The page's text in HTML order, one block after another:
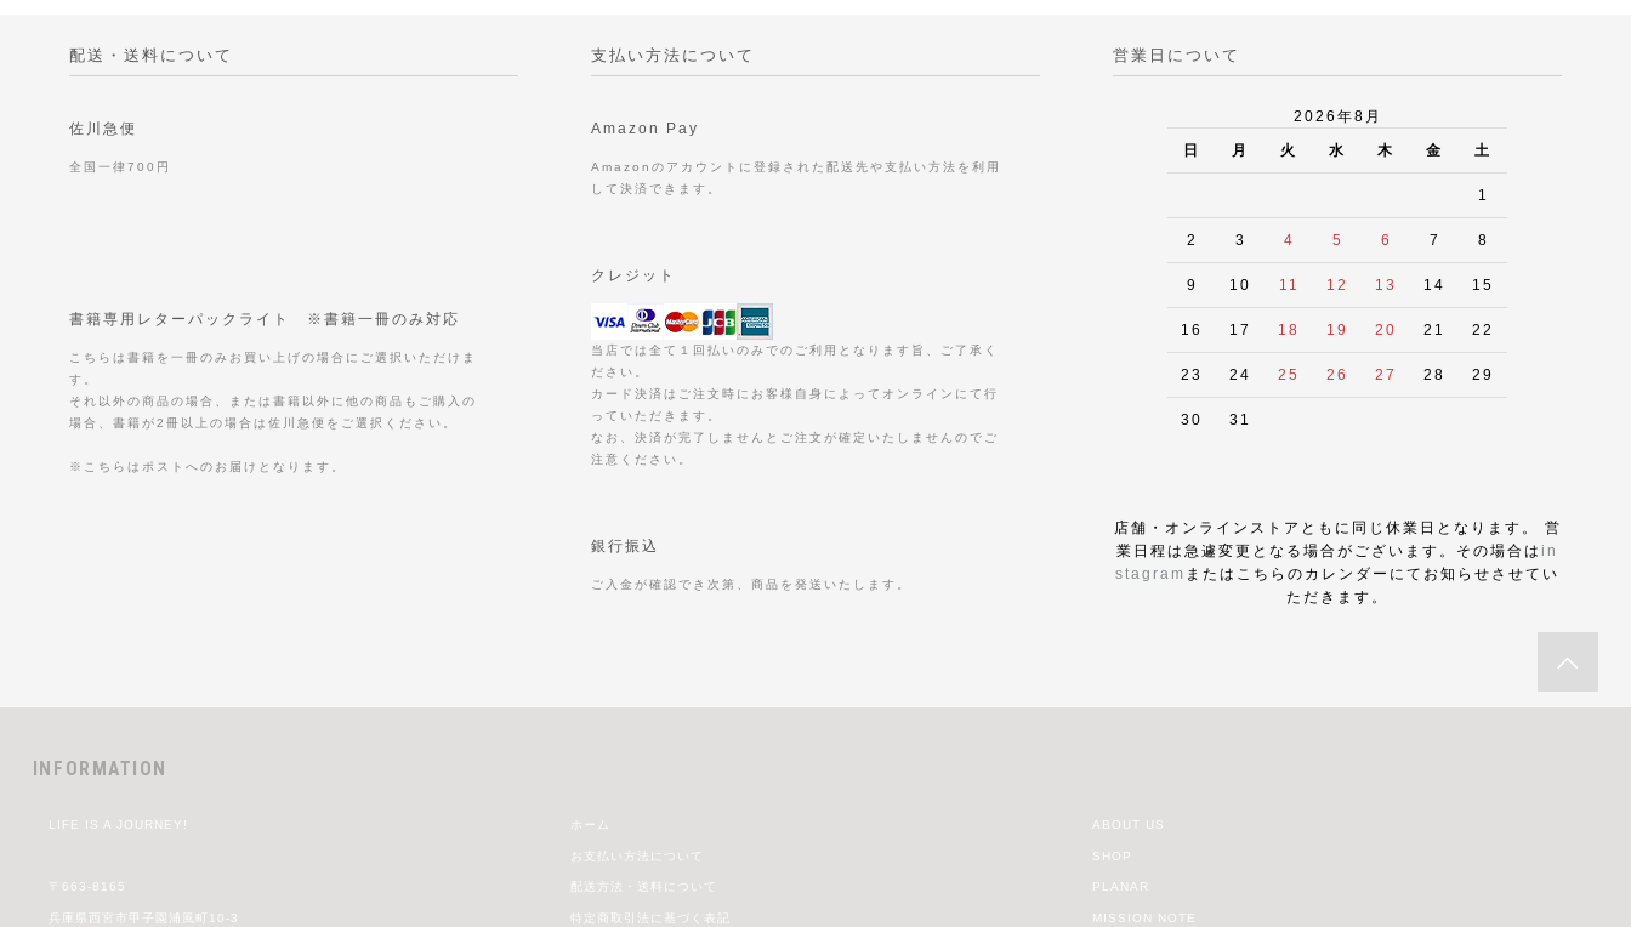
配送・送料について
佐川急便
全国一律700円
書籍専用レターパックライト ※書籍一冊のみ対応
こちらは書籍を一冊のみお買い上げの場合にご選択いただけま
す。
それ以外の商品の場合、または書籍以外に他の商品もご購入の
場合、書籍が2冊以上の場合は佐川急便をご選択ください。
※こちらはポストへのお届けとなります。
支払い方法について
Amazon Pay
Amazonのアカウントに登録された配送先や支払い方法を利用
して決済できます。
クレジット
当店では全て１回払いのみでのご利用となります旨、ご了承く
ださい。
カード決済はご注文時にお客様自身によってオンラインにて行
っていただきます。
なお、決済が完了しませんとご注文が確定いたしませんのでご
注意ください。
銀行振込
ご入金が確認でき次第、商品を発送いたします。
営業日について
2026年8月
日 月 火 水 木 金 土
1
2 3 4 5 6 7 8
9 10 11 12 13 14 15
16 17 18 19 20 21 22
23 24 25 26 27 28 29
30 31
店舗・オンラインストアともに同じ休業日となります。 営
業日程は急遽変更となる場合がございます。その場合はin
stagram またはこちらのカレンダーにてお知らせさせてい
ただきます。
INFORMATION
LIFE IS A JOURNEY!
〒663-8165
兵庫県西宮市甲子園浦風町10-3
ホーム
お支払い方法について
配送方法・送料について
特定商取引法に基づく表記
ABOUT US
SHOP
PLANAR
MISSION NOTE